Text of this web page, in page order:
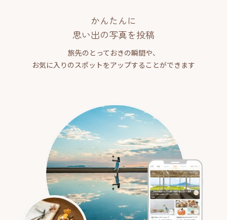
かんたんに
思い出の写真を投稿
旅先のとっておきの瞬間や、
お気に入りのスポットをアップすることができます